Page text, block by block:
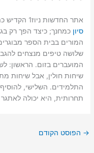
אתר החדשות ניוז1 הקדיש כתבה שלמה לסקירת תולדותיו של
סיון
המורים בבית הספר
שלושה טיפים מנצחים
המועברים בזום. הראשון:
שיחות חולין, אבל שיחות
התלמידים. השלישי, להוסיף
תחרותית, היא יכולה
→ הפוסט הקודם